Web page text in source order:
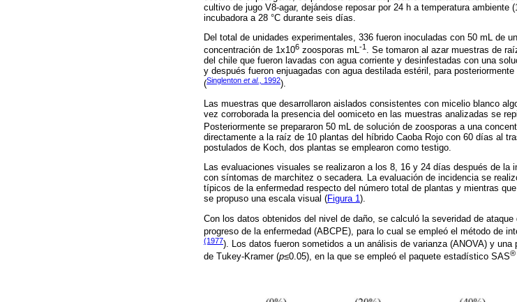
cultivo de jugo V8-agar, dejándose reposar por 24 h a temperatura ambiente
incubadora a 28 °C durante seis días.
Del total de unidades experimentales, 336 fueron inoculadas con 50 mL de
concentración de 1x106 zoosporas mL-1 . Se tomaron al azar muestras de
del chile que fueron lavadas con agua corriente y desinfestadas con una
y después fueron enjuagadas con agua destilada estéril, para
(Singlenton et al., 1992).
Las muestras que desarrollaron aislados consistentes con micelio blanco
vez corroborada la presencia del oomiceto en las muestras analizadas se
Posteriormente se prepararon 50 mL de solución de zoosporas a una
directamente a la raíz de 10 plantas del híbrido Caoba Rojo con 60 días al
postulados de Koch, dos plantas se emplearon como testigo.
Las evaluaciones visuales se realizaron a los 8, 16 y 24 días después de la
con síntomas de marchitez o secadera. La evaluación de incidencia se
típicos de la enfermedad respecto del número total de plantas y mientras
se propuso una escala visual (Figura 1).
Con los datos obtenidos del nivel de daño, se calculó la severidad de
progreso de la enfermedad (ABCPE), para lo cual se empleó el método de
(1977). Los datos fueron sometidos a un análisis de varianza (ANOVA) y
de Tukey-Kramer (p≤0.05), en la que se empleó el paquete estadístico SAS®